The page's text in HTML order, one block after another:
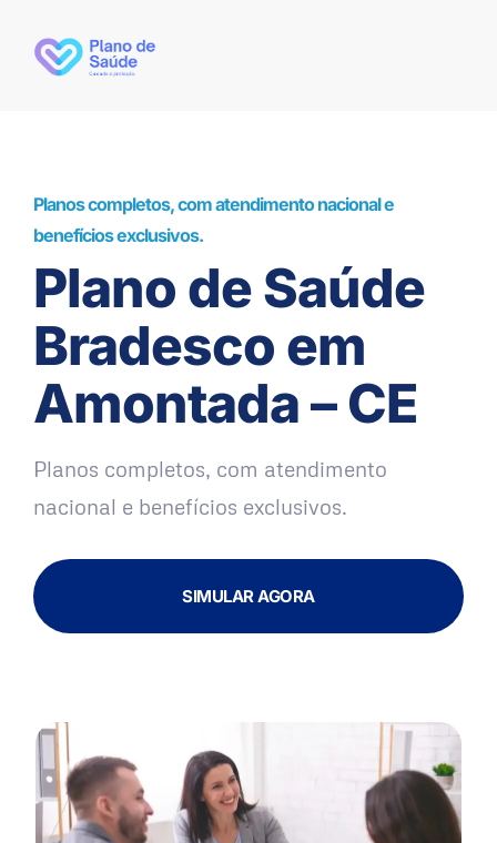
Planos completos, com atendimento nacional e
benefícios exclusivos.
Plano de Saúde
Bradesco em
Amontada – CE
Planos completos, com atendimento
nacional e benefícios exclusivos.
SIMULAR AGORA